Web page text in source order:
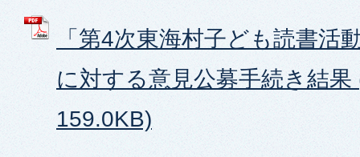
「第4次東海村子ども読書活
に対する意見公募手続き結
159.0KB)